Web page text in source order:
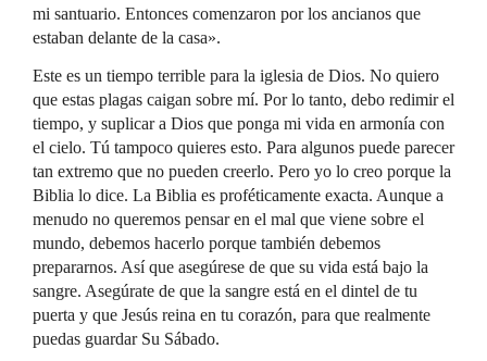
mi santuario. Entonces comenzaron por los ancianos que
estaban delante de la casa».
Este es un tiempo terrible para la iglesia de Dios. No quiero
que estas plagas caigan sobre mí. Por lo tanto, debo redimir el
tiempo, y suplicar a Dios que ponga mi vida en armonía con
el cielo. Tú tampoco quieres esto. Para algunos puede parecer
tan extremo que no pueden creerlo. Pero yo lo creo porque la
Biblia lo dice. La Biblia es proféticamente exacta. Aunque a
menudo no queremos pensar en el mal que viene sobre el
mundo, debemos hacerlo porque también debemos
prepararnos. Así que asegúrese de que su vida está bajo la
sangre. Asegúrate de que la sangre está en el dintel de tu
puerta y que Jesús reina en tu corazón, para que realmente
puedas guardar Su Sábado.